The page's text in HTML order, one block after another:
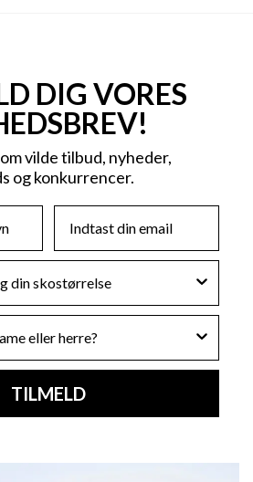
DIG VORES
vilde tilbud, nyheder,
og konkurrencer.
TILMELD